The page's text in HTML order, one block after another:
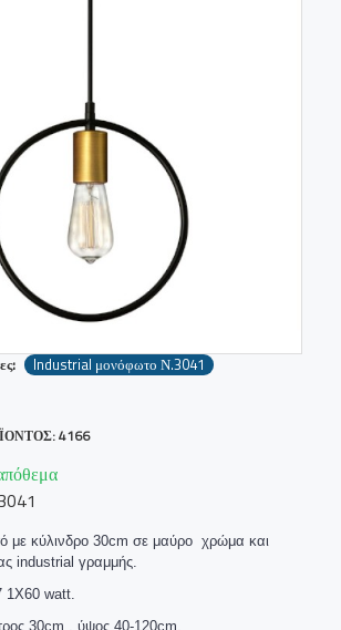
Industrial μονόφωτο Ν.3041
4166
με κύλινδρο 30cm σε μαύρο χρώμα και
industrial γραμμής.
1Χ60 watt.
30cm , ύψος 40-120cm.